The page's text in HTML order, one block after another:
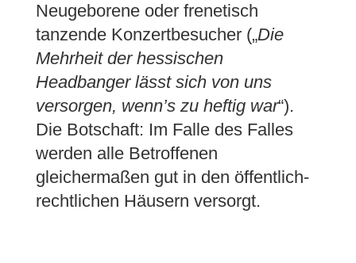
Neugeborene oder frenetisch
tanzende Konzertbesucher („Die
Mehrheit der hessischen
Headbanger lässt sich von uns
versorgen, wenn’s zu heftig war“).
Die Botschaft: Im Falle des Falles
werden alle Betroffenen
gleichermaßen gut in den öffentlich-
rechtlichen Häusern versorgt.